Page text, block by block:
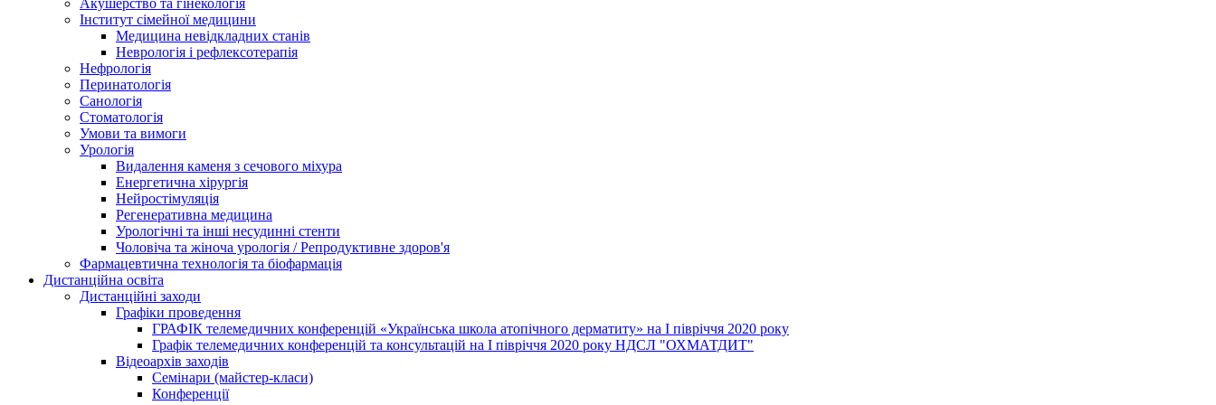
Акушерство та гінекологія
Інститут сімейної медицини
Медицина невідкладних станів
Неврологія і рефлексотерапія
Нефрологія
Перинатологія
Санологія
Стоматологія
Умови та вимоги
Урологія
Видалення каменя з сечового міхура
Енергетична хірургія
Нейростімуляція
Регенеративна медицина
Урологічні та інші несудинні стенти
Чоловіча та жіноча урологія / Репродуктивне здоров'я
Фармацевтична технологія та біофармація
Дистанційна освіта
Дистанційні заходи
Графіки проведення
ГРАФІК телемедичних конференцій «Українська школа атопічного дерматиту» на І півріччя 2020 року
Графік телемедичних конференцій та консультацій на І півріччя 2020 року НДСЛ "ОХМАТДИТ"
Відеоархів заходів
Семінари (майстер-класи)
Конференції